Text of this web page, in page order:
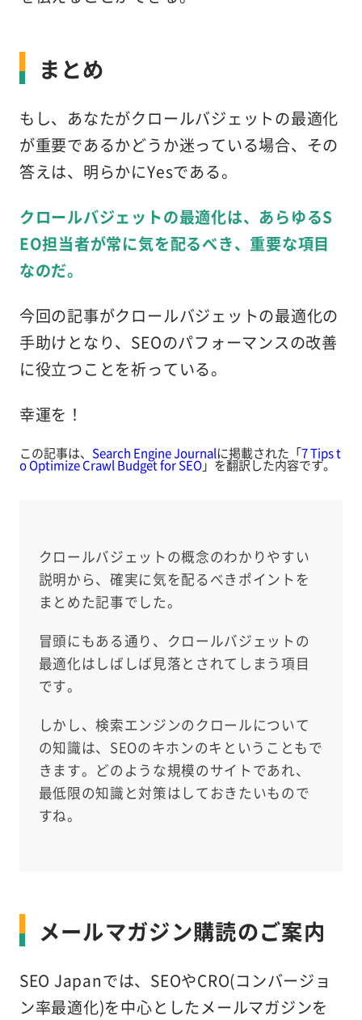
まとめ
もし、あなたがクロールバジェットの最適化
が重要であるかどうか迷っている場合、その
答えは、明らかにYesである。
クロールバジェットの最適化は、あらゆるS
EO担当者が常に気を配るべき、重要な項目
なのだ。
今回の記事がクロールバジェットの最適化の
手助けとなり、SEOのパフォーマンスの改善
に役立つことを祈っている。
幸運を！
この記事は、 Search Engine Journalに掲載された「7 Tips t
o Optimize Crawl Budget for SEO」を翻訳した内容です。
クロールバジェットの概念のわかりやすい
説明から、確実に気を配るべきポイントを
まとめた記事でした。
冒頭にもある通り、クロールバジェットの
最適化はしばしば見落とされてしまう項目
です。
しかし、検索エンジンのクロールについて
の知識は、SEOのキホンのキということもで
きます。どのような規模のサイトであれ、
最低限の知識と対策はしておきたいもので
すね。
メールマガジン購読のご案内
SEO Japanでは、SEOやCRO(コンバージョ
ン率最適化)を中心としたメールマガジンを